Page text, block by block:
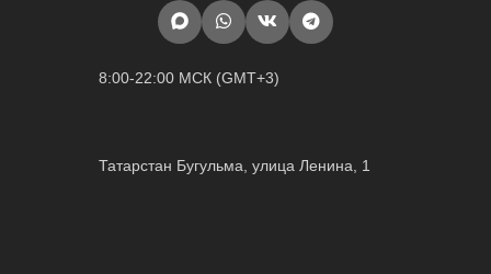
8:00-22:00 МСК (GMT+3)
Татарстан Бугульма, улица Ленина, 1